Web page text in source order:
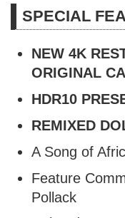
SPECIAL
NEW 4K
ORIGINAL
HDR10
REMIXED
A Song of
Feature
Pollack